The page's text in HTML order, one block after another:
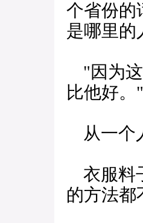
个省份的
是哪里的
"因为这
比他好
从一个
衣服料
的方法都